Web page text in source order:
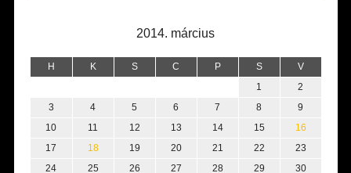
2014. március
H K S C P S V
1
2
3
4 5 6 7 8
9
10
11 12 13 14 15
16
17
18 19 20 21 22
23
24
25 26 27 28 29
30